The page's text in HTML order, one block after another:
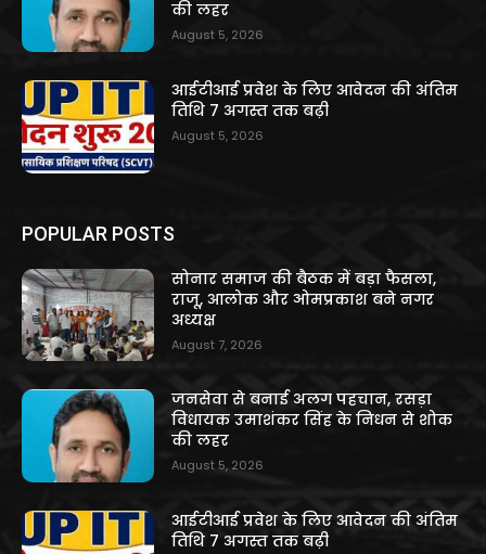
की लहर
August 5, 2026
आईटीआई प्रवेश के लिए आवेदन की अंतिम
तिथि 7 अगस्त तक बढ़ी
August 5, 2026
POPULAR POSTS
सोनार समाज की बैठक में बड़ा फैसला,
राजू, आलोक और ओमप्रकाश बने नगर
अध्यक्ष
August 7, 2026
जनसेवा से बनाई अलग पहचान, रसड़ा
विधायक उमाशंकर सिंह के निधन से शोक
की लहर
August 5, 2026
आईटीआई प्रवेश के लिए आवेदन की अंतिम
तिथि 7 अगस्त तक बढ़ी